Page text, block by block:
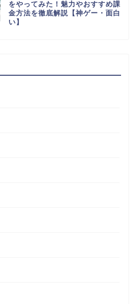
をやってみた！魅力やおすすめ課
金方法を徹底解説【神ゲー・面白
い】